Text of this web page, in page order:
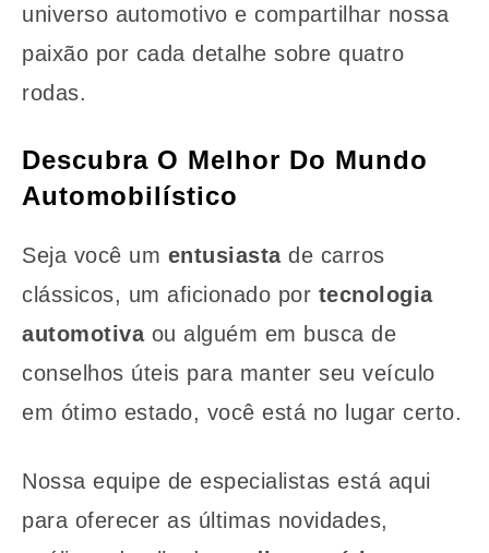
universo automotivo e compartilhar nossa
paixão por cada detalhe sobre quatro
rodas.
Descubra O Melhor Do Mundo
Automobilístico
Seja você um entusiastade carros
clássicos, um aficionado por tecnologia
automotivaou alguém em busca de
conselhos úteis para manter seu veículo
em ótimo estado, você está no lugar certo.
Nossa equipe de especialistas está aqui
para oferecer as últimas novidades,